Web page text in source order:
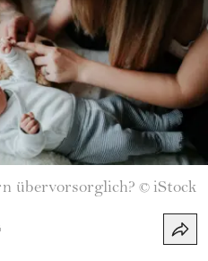
übervorsorglich? © iStock